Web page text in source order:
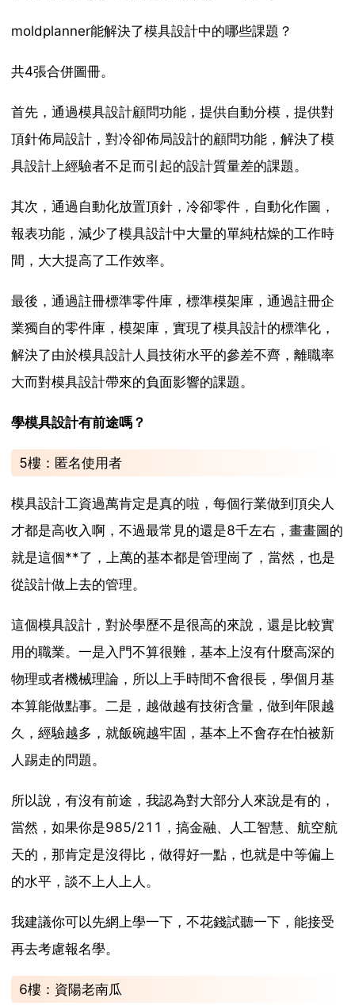
moldplanner能解決了模具設計中的哪些課題？
共4張合併圖冊。
首先，通過模具設計顧問功能，提供自動分模，提供對
頂針佈局設計，對冷卻佈局設計的顧問功能，解決了模
具設計上經驗者不足而引起的設計質量差的課題。
其次，通過自動化放置頂針，冷卻零件，自動化作圖，
報表功能，減少了模具設計中大量的單純枯燥的工作時
間，大大提高了工作效率。
最後，通過註冊標準零件庫，標準模架庫，通過註冊企
業獨自的零件庫，模架庫，實現了模具設計的標準化，
解決了由於模具設計人員技術水平的參差不齊，離職率
大而對模具設計帶來的負面影響的課題。
學模具設計有前途嗎？
5樓：匿名使用者
模具設計工資過萬肯定是真的啦，每個行業做到頂尖人
才都是高收入啊，不過最常見的還是8千左右，畫畫圖的
就是這個**了，上萬的基本都是管理崗了，當然，也是
從設計做上去的管理。
這個模具設計，對於學歷不是很高的來說，還是比較實
用的職業。一是入門不算很難，基本上沒有什麼高深的
物理或者機械理論，所以上手時間不會很長，學個月基
本算能做點事。二是，越做越有技術含量，做到年限越
久，經驗越多，就飯碗越牢固，基本上不會存在怕被新
人踢走的問題。
所以說，有沒有前途，我認為對大部分人來說是有的，
當然，如果你是985/211，搞金融、人工智慧、航空航
天的，那肯定是沒得比，做得好一點，也就是中等偏上
的水平，談不上人上人。
我建議你可以先網上學一下，不花錢試聽一下，能接受
再去考慮報名學。
6樓：資陽老南瓜